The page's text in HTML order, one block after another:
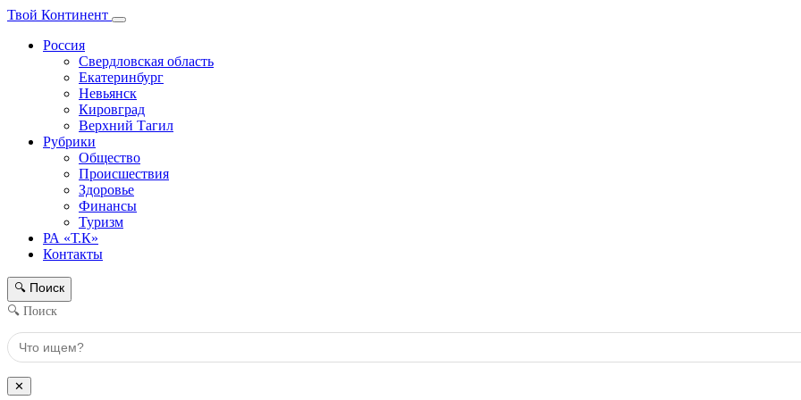
Твой Континент
Россия
Свердловская область
Екатеринбург
Невьянск
Кировград
Верхний Тагил
Рубрики
Общество
Происшествия
Здоровье
Финансы
Туризм
РА «Т.К»
Контакты
🔍 Поиск
🔍 Поиск
✕